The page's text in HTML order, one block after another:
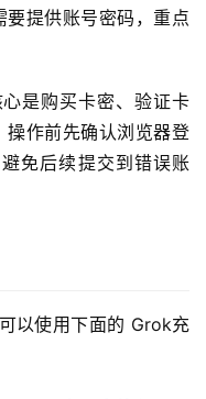
提供账号密码，重点
是购买卡密、验证卡
作前先确认浏览器登
免后续提交到错误账
以使用下面的 Grok充